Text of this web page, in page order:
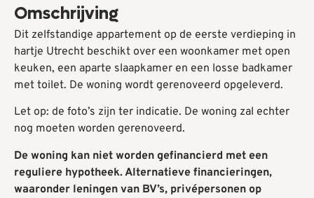
Omschrijving
Dit zelfstandige appartement op de eerste verdieping in
hartje Utrecht beschikt over een woonkamer met open
keuken, een aparte slaapkamer en een losse badkamer
met toilet. De woning wordt gerenoveerd opgeleverd.
Let op: de foto’s zijn ter indicatie. De woning zal echter
nog moeten worden gerenoveerd.
De woning kan niet worden gefinancierd met een
reguliere hypotheek. Alternatieve financieringen,
waaronder leningen van BV’s, privépersonen op